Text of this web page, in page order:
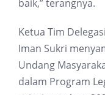
baik,” terangnya.
Ketua Tim
Iman Sukri
Undang
dalam Program